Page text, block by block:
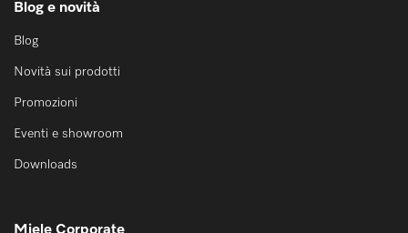
Blog e novità
Blog
Novità sui prodotti
Promozioni
Eventi e showroom
Downloads